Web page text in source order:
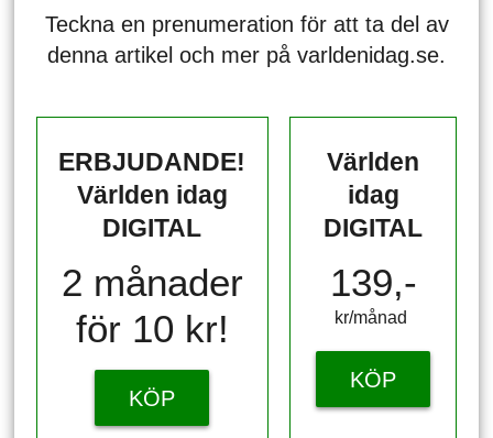
Teckna en prenumeration för att ta del av
denna artikel och mer på varldenidag.se.
ERBJUDANDE!
Världen idag
DIGITAL
2 månader
för 10 kr!
KÖP
Världen
idag
DIGITAL
139,-
kr/månad ​​​​​​
KÖP